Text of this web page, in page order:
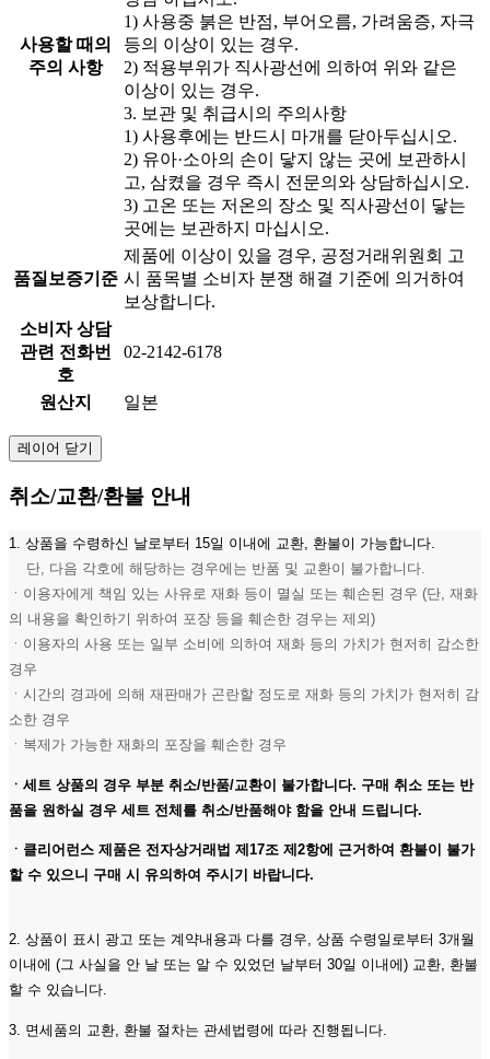
사용할 때의
주의 사항
1) 사용중 붉은 반점, 부어오름, 가려움증, 자극
등의 이상이 있는 경우.
2) 적용부위가 직사광선에 의하여 위와 같은
이상이 있는 경우.
3. 보관 및 취급시의 주의사항
1) 사용후에는 반드시 마개를 닫아두십시오.
2) 유아·소아의 손이 닿지 않는 곳에 보관하시
고, 삼켰을 경우 즉시 전문의와 상담하십시오.
3) 고온 또는 저온의 장소 및 직사광선이 닿는
곳에는 보관하지 마십시오.
품질보증기준
제품에 이상이 있을 경우, 공정거래위원회 고
시 품목별 소비자 분쟁 해결 기준에 의거하여
보상합니다.
소비자 상담
관련 전화번
호
02-2142-6178
원산지 일본
레이어 닫기
취소/교환/환불 안내
1. 상품을 수령하신 날로부터 15일 이내에 교환, 환불이 가능합니다.
단, 다음 각호에 해당하는 경우에는 반품 및 교환이 불가합니다.
ㆍ이용자에게 책임 있는 사유로 재화 등이 멸실 또는 훼손된 경우 (단, 재화
의 내용을 확인하기 위하여 포장 등을 훼손한 경우는 제외)
ㆍ이용자의 사용 또는 일부 소비에 의하여 재화 등의 가치가 현저히 감소한
경우
ㆍ시간의 경과에 의해 재판매가 곤란할 정도로 재화 등의 가치가 현저히 감
소한 경우
ㆍ복제가 가능한 재화의 포장을 훼손한 경우
ㆍ세트 상품의 경우 부분 취소/반품/교환이 불가합니다. 구매 취소 또는 반
품을 원하실 경우 세트 전체를 취소/반품해야 함을 안내 드립니다.
ㆍ클리어런스 제품은 전자상거래법 제17조 제2항에 근거하여 환불이 불가
할 수 있으니 구매 시 유의하여 주시기 바랍니다.
2. 상품이 표시 광고 또는 계약내용과 다를 경우, 상품 수령일로부터 3개월
이내에 (그 사실을 안 날 또는 알 수 있었던 날부터 30일 이내에) 교환, 환불
할 수 있습니다.
3. 면세품의 교환, 환불 절차는 관세법령에 따라 진행됩니다.